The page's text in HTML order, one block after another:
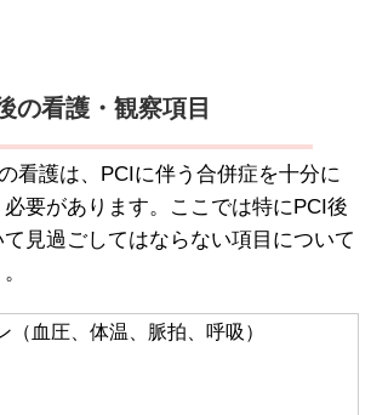
の看護・観察項目
看護は、PCIに伴う合併症を十分に
要があります。ここでは特にPCI後
見過ごしてはならない項目について
（血圧、体温、脈拍、呼吸）